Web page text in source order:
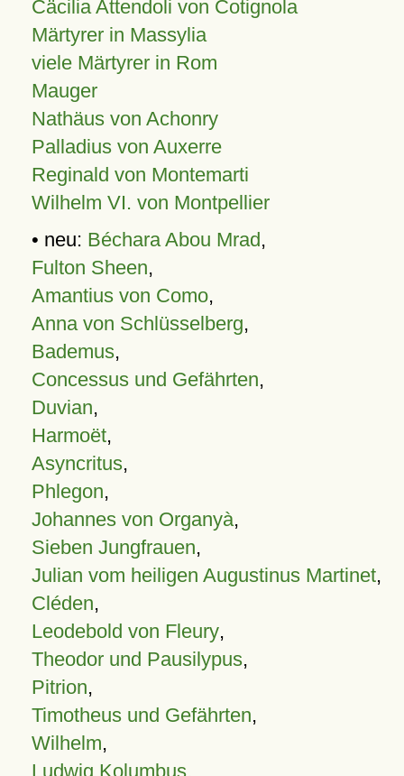
Cäcilia Attendoli von Cotignola
Märtyrer in Massylia
viele Märtyrer in Rom
Mauger
Nathäus von Achonry
Palladius von Auxerre
Reginald von Montemarti
Wilhelm VI. von Montpellier
• neu: Béchara Abou Mrad,
Fulton Sheen,
Amantius von Como,
Anna von Schlüsselberg,
Bademus,
Concessus und Gefährten,
Duvian,
Harmoët,
Asyncritus,
Phlegon,
Johannes von Organyà,
Sieben Jungfrauen,
Julian vom heiligen Augustinus Martinet,
Cléden,
Leodebold von Fleury,
Theodor und Pausilypus,
Pitrion,
Timotheus und Gefährten,
Wilhelm,
Ludwig Kolumbus,